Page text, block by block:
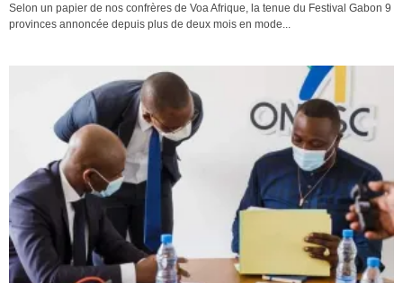
Selon un papier de nos confrères de Voa Afrique, la tenue du Festival Gabon 9
provinces annoncée depuis plus de deux mois en mode...